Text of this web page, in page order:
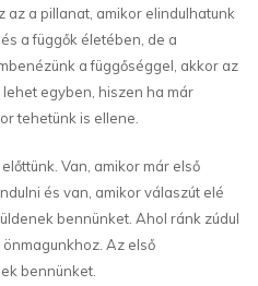
az a pillanat, amikor elindulhatunk
a függők életében, de a
a függőséggel, akkor az
egyben, hiszen ha már
tehetünk is ellene.
Van, amikor már első
és van, amikor válaszút elé
bennünket. Ahol ránk zúdul
Az első
bennünket.